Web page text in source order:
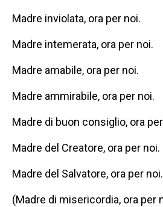
Madre inviolata, ora per noi.
Madre intemerata, ora per noi.
Madre amabile, ora per noi.
Madre ammirabile, ora per noi.
Madre di buon consiglio, ora
Madre del Creatore, ora per noi.
Madre del Salvatore, ora per noi.
(Madre di misericordia, ora per